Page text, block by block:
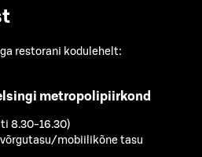
restorani kodulehelt:
metropolipiirkond
8.30-16.30)
mobiilikõne tasu